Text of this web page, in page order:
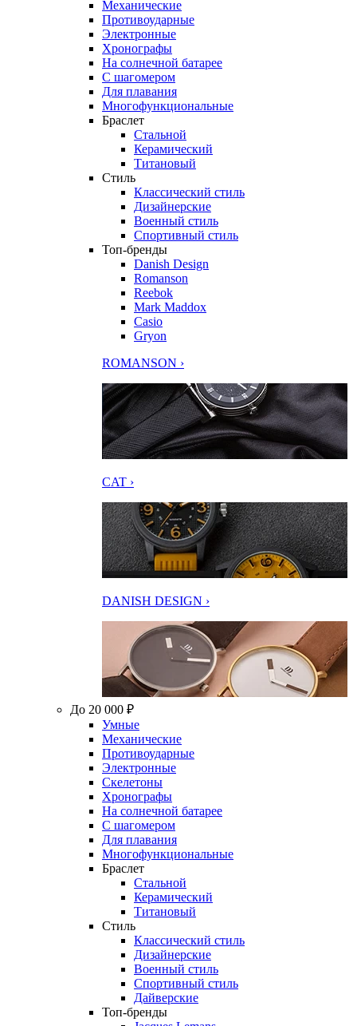
Механические
Противоударные
Электронные
Хронографы
На солнечной батарее
С шагомером
Для плавания
Многофункциональные
Браслет
Стальной
Керамический
Титановый
Стиль
Классический стиль
Дизайнерские
Военный стиль
Спортивный стиль
Топ-бренды
Danish Design
Romanson
Reebok
Mark Maddox
Casio
Gryon
ROMANSON ›
CAT ›
DANISH DESIGN ›
До 20 000 ₽
Умные
Механические
Противоударные
Электронные
Скелетоны
Хронографы
На солнечной батарее
С шагомером
Для плавания
Многофункциональные
Браслет
Стальной
Керамический
Титановый
Стиль
Классический стиль
Дизайнерские
Военный стиль
Спортивный стиль
Дайверские
Топ-бренды